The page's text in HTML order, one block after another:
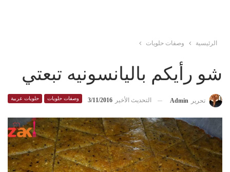
الرئيسية وصفات حلويات
شو رأيكم باليانسونيه تبعتي
وصفات حلويات حلويات عربية تحرير Admin التحديث الأخير 3/11/2016